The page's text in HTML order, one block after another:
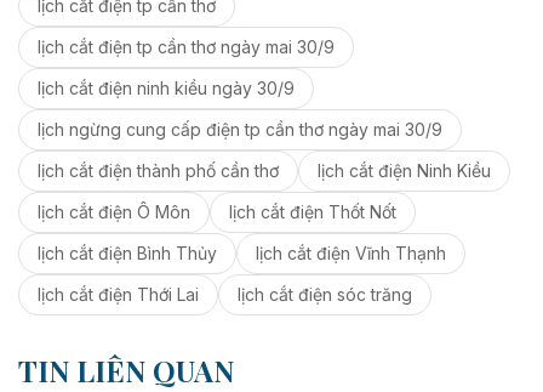
lịch cắt điện tp cần thơ
lịch cắt điện tp cần thơ ngày mai 30/9
lịch cắt điện ninh kiều ngày 30/9
lịch ngừng cung cấp điện tp cần thơ ngày mai 30/9
lịch cắt điện thành phố cần thơ
lịch cắt điện Ninh Kiều
lịch cắt điện Ô Môn
lịch cắt điện Thốt Nốt
lịch cắt điện Bình Thủy
lịch cắt điện Vĩnh Thạnh
lịch cắt điện Thới Lai
lịch cắt điện sóc trăng
TIN LIÊN QUAN